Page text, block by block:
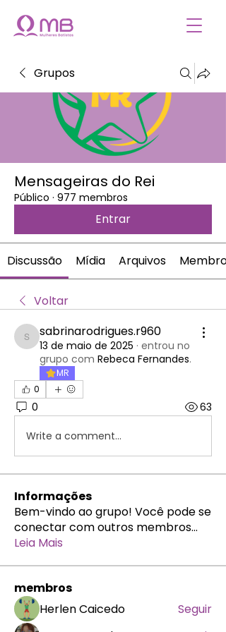
Grupos
Mensageiras do Rei
Público · 977 membros
Entrar
Discussão Mídia Arquivos Membros
Voltar
sabrinarodrigues.r960
sabrinarodrigues.r960
13 de maio de 2025 · entrou no
grupo com Rebeca Fernandes.
MR
0
0 63
Write a comment...
Informações
Bem-vindo ao grupo! Você pode se
conectar com outros membros...
Leia Mais
membros
Herlen Caicedo
Seguir